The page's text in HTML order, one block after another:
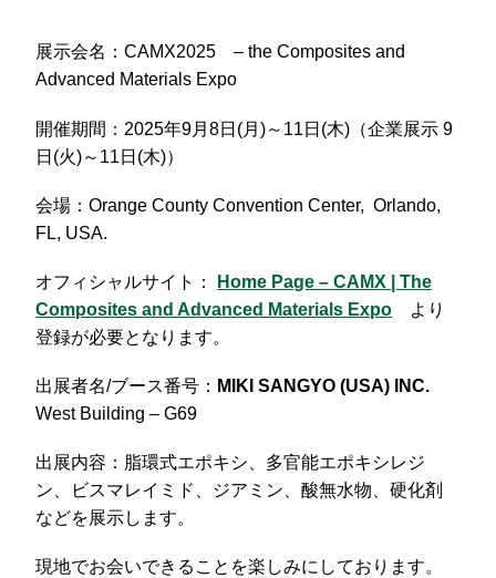
展示会名：CAMX2025 – the Composites and
Advanced Materials Expo
開催期間：2025年9月8日(月)～11日(木)（企業展示 9
日(火)～11日(木)）
会場：Orange County Convention Center, Orlando,
FL, USA.
オフィシャルサイト：
Home Page – CAMX | The
Composites and Advanced Materials Expo より
登録が必要となります。
出展者名/ブース番号： MIKI SANGYO (USA) INC.
West Building – G69
出展内容：脂環式エポキシ、多官能エポキシレジ
ン、ビスマレイミド、ジアミン、酸無水物、硬化剤
などを展示します。
現地でお会いできることを楽しみにしております。